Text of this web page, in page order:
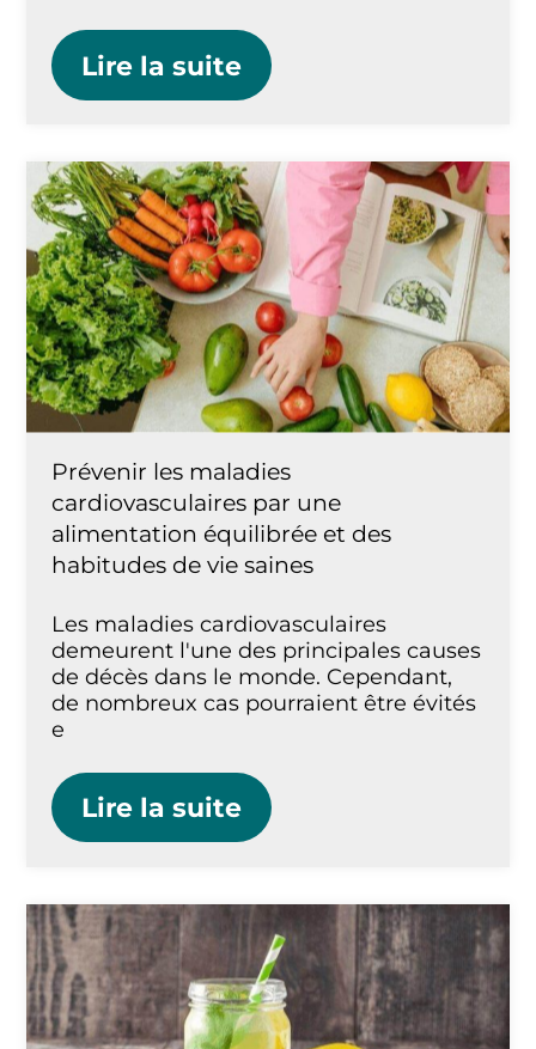
Lire la suite
Prévenir les maladies
cardiovasculaires par une
alimentation équilibrée et des
habitudes de vie saines
Les maladies cardiovasculaires
demeurent l'une des principales causes
de décès dans le monde. Cependant,
de nombreux cas pourraient être évités
e
Lire la suite